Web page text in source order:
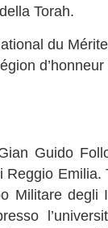
Torah.
du
Guido
Reggio
Militare degli